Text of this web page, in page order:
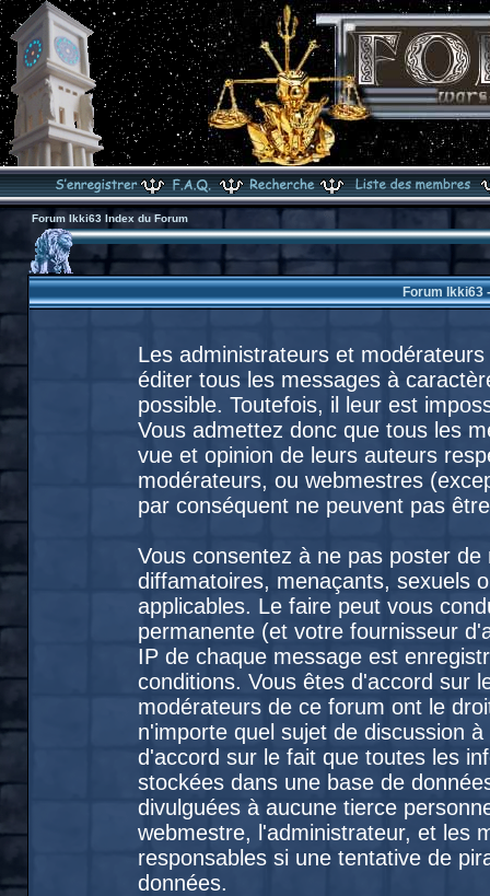
Forum Ikki63 Index du Forum
Forum Ikki63
Les administrateurs et
éditer tous les messages à
possible. Toutefois, il leur est
Vous admettez donc que tous les
vue et opinion de leurs auteurs
modérateurs, ou webmestres
par conséquent ne peuvent pas
Vous consentez à ne pas poster
diffamatoires, menaçants, sexuels
applicables. Le faire peut vous
permanente (et votre fournisseur
IP de chaque message est
conditions. Vous êtes d'accord sur
modérateurs de ce forum ont le
n'importe quel sujet de discussion
d'accord sur le fait que toutes les
stockées dans une base de
divulguées à aucune tierce
webmestre, l'administrateur, et les
responsables si une tentative de
données.